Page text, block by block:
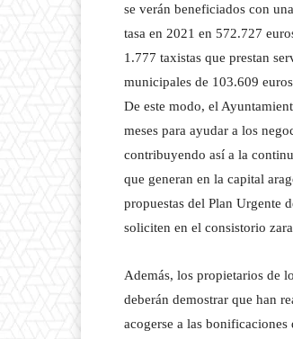
se verán beneficiados con
tasa en 2021 en 572.727
1.777 taxistas que prestan
municipales de 103.609
De este modo, el
meses para ayudar a los
contribuyendo así a la
que generan en la capital
propuestas del Plan Urgente
soliciten en el consistorio
Además, los propietarios de
deberán demostrar que han
acogerse a las